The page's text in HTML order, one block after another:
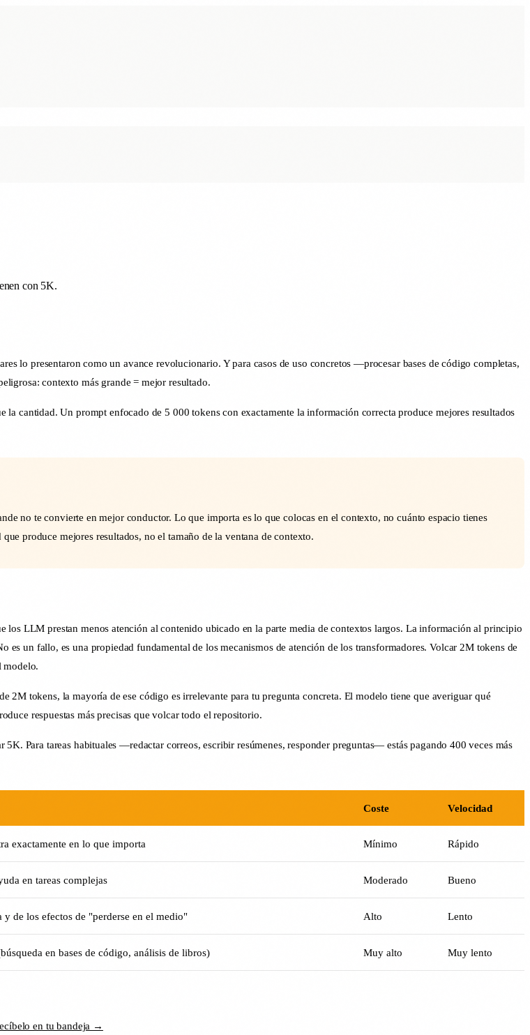
con 5K.
lo presentaron como un avance revolucionario. Y para casos de uso concretos —procesar bases de código completas,
contexto más grande = mejor resultado.
cantidad. Un prompt enfocado de 5 000 tokens con exactamente la información correcta produce mejores resultados
no te convierte en mejor conductor. Lo que importa es lo que colocas en el contexto, no cuánto espacio tienes
produce mejores resultados, no el tamaño de la ventana de contexto.
los LLM prestan menos atención al contenido ubicado en la parte media de contextos largos. La información al principio
un fallo, es una propiedad fundamental de los mecanismos de atención de los transformadores. Volcar 2M tokens de
modelo.
2M tokens, la mayoría de ese código es irrelevante para tu pregunta concreta. El modelo tiene que averiguar qué
respuestas más precisas que volcar todo el repositorio.
5K. Para tareas habituales —redactar correos, escribir resúmenes, responder preguntas— estás pagando 400 veces más
Coste Velocidad
exactamente en lo que importa Mínimo Rápido
en tareas complejas Moderado Bueno
de los efectos de "perderse en el medio" Alto Lento
en bases de código, análisis de libros) Muy alto Muy lento
en tu bandeja →